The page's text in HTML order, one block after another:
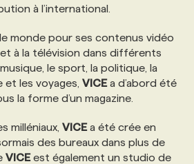
NOS FORMATIONS
DE SUBVENTIONS
NOUS
à l’international.
monde pour ses contenus vidéo
à la télévision dans différents
le sport, la politique, la
les voyages, VICEa d’abord été
la forme d’un magazine.
milléniaux, VICEa été crée en
des bureaux dans plus de
VICEest également un studio de